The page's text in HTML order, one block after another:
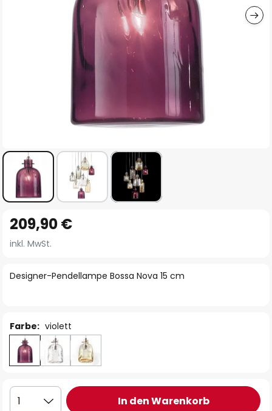
Anfang
der
springen
Designer-Pendellampe Bossa Nova 15 cm
209,90 €
inkl. MwSt.
Farbe: violett
1 In den Warenkorb